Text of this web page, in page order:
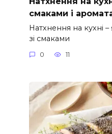
смаками і
Натхнення на кухні
зі смаками
0 11